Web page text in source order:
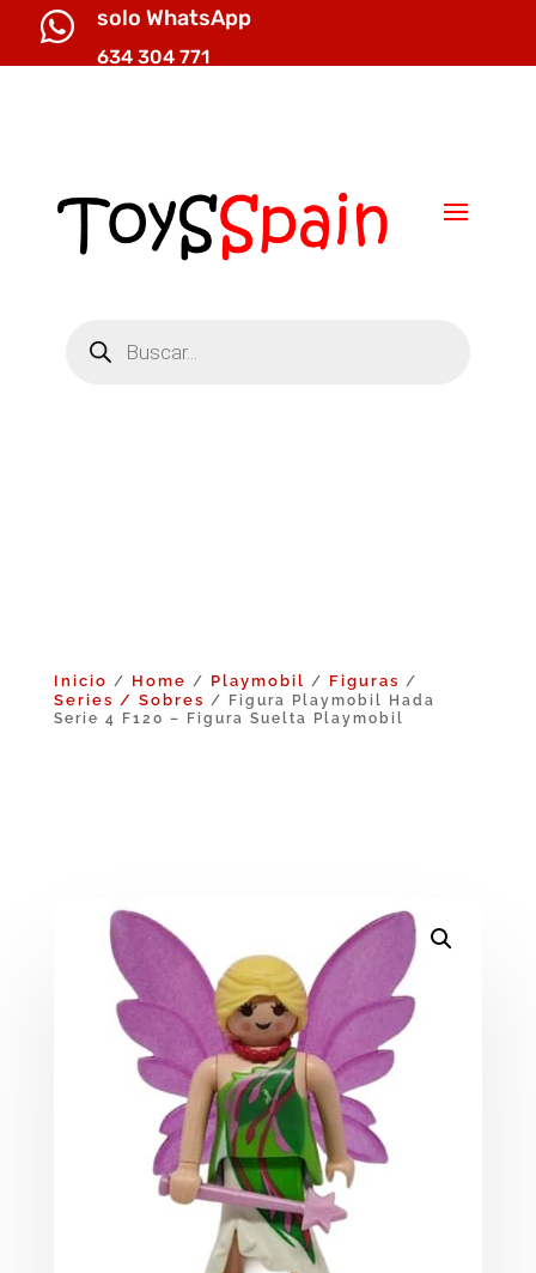
 solo WhatsApp
634 304 771
productos
Inicio / Home / Playmobil / Figuras /
Series / Sobres / Figura Playmobil Hada
Serie 4 F120 – Figura Suelta Playmobil